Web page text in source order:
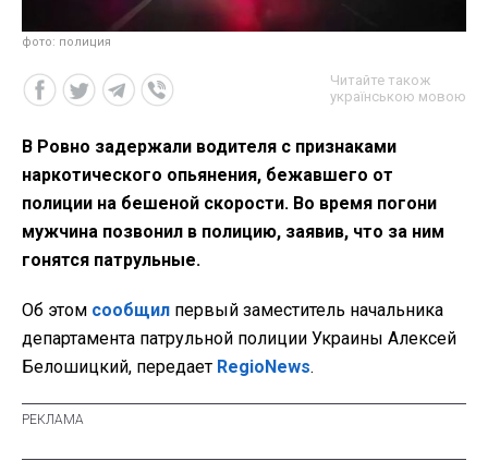
фото: полиция
Читайте також
українською мовою
В Ровно задержали водителя с признаками
наркотического опьянения, бежавшего от
полиции на бешеной скорости. Во время погони
мужчина позвонил в полицию, заявив, что за ним
гонятся патрульные.
Об этом сообщил первый заместитель начальника
департамента патрульной полиции Украины Алексей
Белошицкий, передает RegioNews.